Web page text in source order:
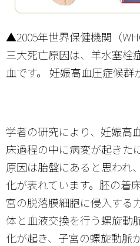
▲2005年世界保健機関（
三大死亡原因は、羊水塞栓
血です。 妊娠高血圧症候群
学者の研究により、妊娠高
床過程の中に病変が起きた
原因は胎盤にあると思われ
化が表れています。胚の着
宮の脱落膜細胞に侵入する
体と血液交換を行う螺旋動
化が起き、子宮の螺旋動脈